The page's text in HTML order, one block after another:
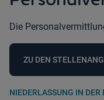
Die
ZU DEN
NIEDERLASSUNG IN DER